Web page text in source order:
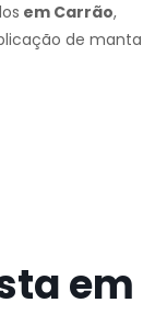
em Carrão,
de manta
em